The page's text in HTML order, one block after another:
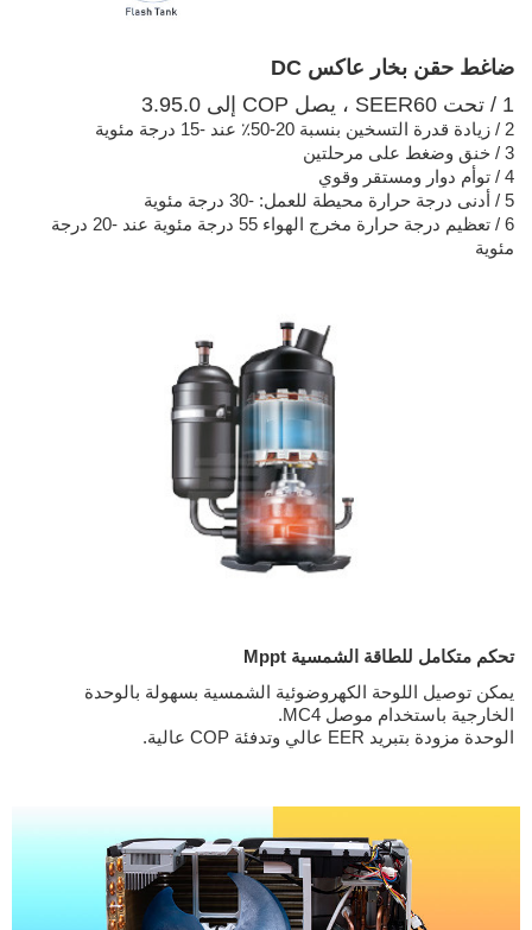
ضاغط حقن بخار عاكس DC
1 / تحت SEER60 ، يصل COP إلى 3.95.0
2 / زيادة قدرة التسخين بنسبة 20-50٪ عند -15 درجة مئوية
3 / خنق وضغط على مرحلتين
4 / توأم دوار ومستقر وقوي
5 / أدنى درجة حرارة محيطة للعمل: -30 درجة مئوية
6 / تعظيم درجة حرارة مخرج الهواء 55 درجة مئوية عند -20 درجة
مئوية
تحكم متكامل للطاقة الشمسية Mppt
يمكن توصيل اللوحة الكهروضوئية الشمسية بسهولة بالوحدة
الخارجية باستخدام موصل MC4.
الوحدة مزودة بتبريد EER عالي وتدفئة COP عالية.